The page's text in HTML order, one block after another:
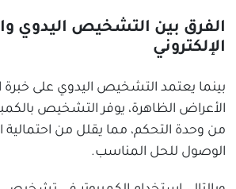
الفرق بين التشخيص اليدوي
الإلكتروني
بينما يعتمد التشخيص اليدوي على خبرة
الأعراض الظاهرة، يوفر التشخيص
من وحدة التحكم، مما يقلل من
الوصول للحل المناسب.